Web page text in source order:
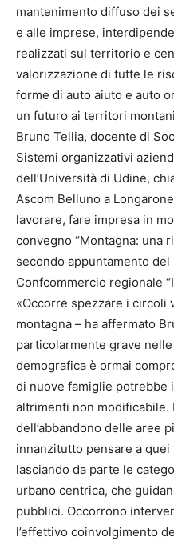
mantenimento diffuso dei
e alle imprese,
realizzati sul territorio e
valorizzazione di tutte le
forme di auto aiuto e auto
un futuro ai territori
Bruno Tellia, docente di
Sistemi organizzativi
dell’Università di Udine,
Ascom Belluno a
lavorare, fare impresa in
convegno “Montagna: una
secondo appuntamento
Confcommercio regionale
«Occorre spezzare i circoli
montagna – ha affermato
particolarmente grave
demografica è ormai
di nuove famiglie
altrimenti non
dell’abbandono delle aree
innanzitutto pensare a
lasciando da parte le
urbano centrica, che
pubblici. Occorrono
l’effettivo coinvolgimento